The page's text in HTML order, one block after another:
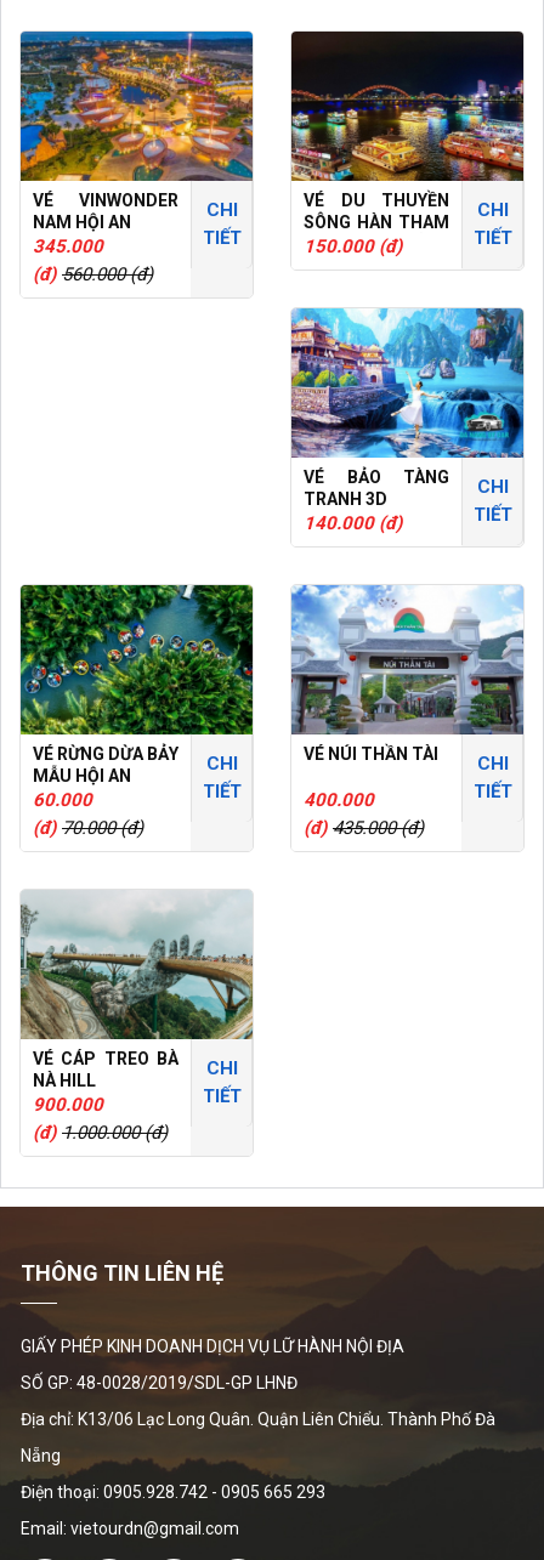
VÉ VINWONDER
NAM HỘI AN
345.000
(đ) 560.000 (đ)
CHI
TIẾT
VÉ DU THUYỀN
SÔNG HÀN THAM
QUAN ĐÀ NẴNG
VỀ ĐÊM
150.000 (đ)
CHI
TIẾT
VÉ BẢO TÀNG
TRANH 3D
140.000 (đ)
CHI
TIẾT
VÉ RỪNG DỪA BẢY
MẪU HỘI AN
60.000
(đ) 70.000 (đ)
CHI
TIẾT
VÉ NÚI THẦN TÀI
400.000
(đ) 435.000 (đ)
CHI
TIẾT
VÉ CÁP TREO BÀ
NÀ HILL
900.000
(đ) 1.000.000 (đ)
CHI
TIẾT
THÔNG TIN LIÊN HỆ
GIẤY PHÉP KINH DOANH DỊCH VỤ LỮ HÀNH NỘI ĐỊA
SỐ GP: 48-0028/2019/SDL-GP LHNĐ
Địa chỉ: K13/06 Lạc Long Quân. Quận Liên Chiểu. Thành Phố Đà
Nẵng
Điện thoại: 0905.928.742 - 0905 665 293
Email: vietourdn@gmail.com